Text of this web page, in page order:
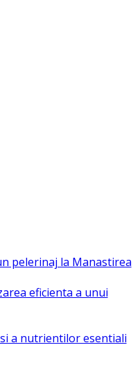
pelerinaj la Manastirea
eficienta a unui
a nutrientilor esentiali